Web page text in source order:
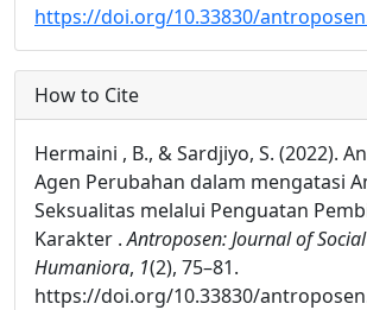
https://doi.org/10.33830/
How to Cite
Hermaini , B., & Sardjiyo, S. (2022).
Agen Perubahan dalam mengatasi
Seksualitas melalui Penguatan
Karakter .Antroposen: Journal of
Humaniora, 1(2), 75–81.
https://doi.org/10.33830/